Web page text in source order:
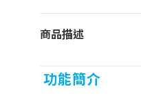
商品描述
功能簡介